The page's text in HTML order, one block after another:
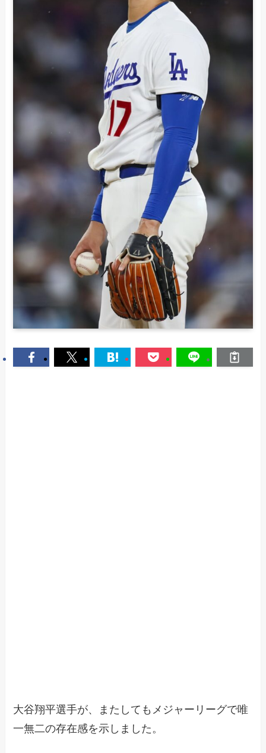
大谷翔平選手が、またしてもメジャーリーグで唯
一無二の存在感を示しました。